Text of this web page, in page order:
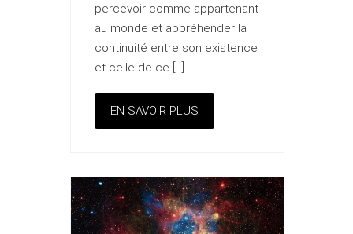
percevoir comme appartenant
au monde et appréhender la
continuité entre son existence
et celle de ce […]
EN SAVOIR PLUS